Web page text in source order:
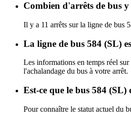
Combien d'arrêts de bus
Il y a 11 arrêts sur la ligne de bus
La ligne de bus 584 (SL)
Les informations en temps réel
l'achalandage du bus à votre arrêt.
Est-ce que le bus 584 (SL)
Pour connaître le statut actuel du